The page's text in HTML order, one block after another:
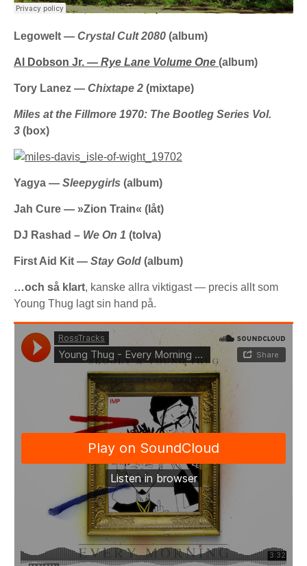
Legowelt ‎— Crystal Cult 2080 (album)
Al Dobson Jr. — Rye Lane Volume One (album)
Tory Lanez — Chixtape 2 (mixtape)
Miles at the Fillmore 1970: The Bootleg Series Vol.
3 (box)
Yagya — Sleepygirls (album)
Jah Cure — »Zion Train« (låt)
DJ Rashad – We On 1 (tolva)
First Aid Kit — Stay Gold (album)
…och så klart, kanske allra viktigast — precis allt som
Young Thug lagt sin hand på.